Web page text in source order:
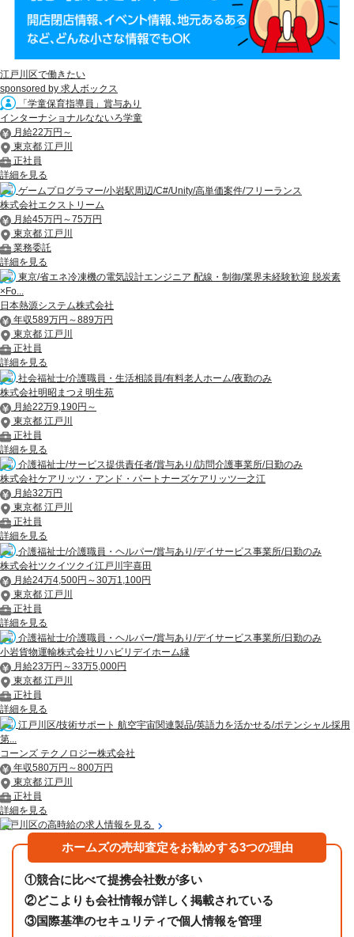
江戸川区で働きたい
sponsored by 求人ボックス
「学童保育指導員」賞与あり
インターナショナルなないろ学童
月給22万円～
東京都 江戸川
正社員
詳細を見る
ゲームプログラマー/小岩駅周辺/C#/Unity/高単価案件/フリーランス
株式会社エクストリーム
月給45万円～75万円
東京都 江戸川
業務委託
詳細を見る
東京/省エネ冷凍機の電気設計エンジニア 配線・制御/業界未経験歓迎 脱炭素
×Fo...
日本熱源システム株式会社
年収589万円～889万円
東京都 江戸川
正社員
詳細を見る
社会福祉士/介護職員・生活相談員/有料老人ホーム/夜勤のみ
株式会社明昭まつえ明生苑
月給22万9,190円～
東京都 江戸川
正社員
詳細を見る
介護福祉士/サービス提供責任者/賞与あり/訪問介護事業所/日勤のみ
株式会社ケアリッツ・アンド・パートナーズケアリッツ一之江
月給32万円
東京都 江戸川
正社員
詳細を見る
介護福祉士/介護職員・ヘルパー/賞与あり/デイサービス事業所/日勤のみ
株式会社ツクイツクイ江戸川宇喜田
月給24万4,500円～30万1,100円
東京都 江戸川
正社員
詳細を見る
介護福祉士/介護職員・ヘルパー/賞与あり/デイサービス事業所/日勤のみ
小岩貨物運輸株式会社リハビリデイホーム縁
月給23万円～33万5,000円
東京都 江戸川
正社員
詳細を見る
江戸川区/技術サポート 航空宇宙関連製品/英語力を活かせる/ポテンシャル採用
第...
コーンズ テクノロジー株式会社
年収580万円～800万円
東京都 江戸川
正社員
詳細を見る
江戸川区の高時給の求人情報を見る
ホームズの売却査定をお勧めする3つの理由
①競合に比べて提携会社数が多い
②どこよりも会社情報が詳しく掲載されている
③国際基準のセキュリティで個人情報を管理